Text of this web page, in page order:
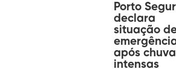
Porto
declara
situação
após
intensas